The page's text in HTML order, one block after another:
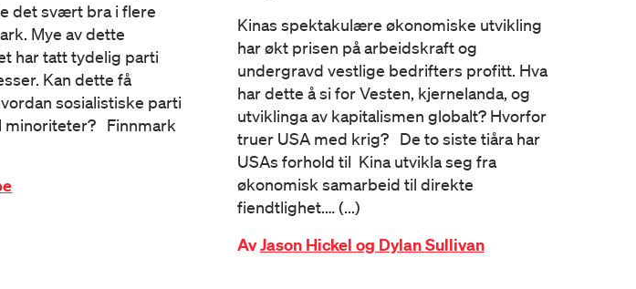
det svært bra i flere
Mye av dette
har tatt tydelig parti
Kan dette få
sosialistiske parti
minoriteter? Finnmark
Kinas spektakulære økonomiske utvikling
har økt prisen på arbeidskraft og
undergravd vestlige bedrifters profitt. Hva
har dette å si for Vesten, kjernelanda, og
utviklinga av kapitalismen globalt? Hvorfor
truer USA med krig? De to siste tiåra har
USAs forhold til Kina utvikla seg fra
økonomisk samarbeid til direkte
fiendtlighet.… (...)
AvJason Hickel og Dylan Sullivan